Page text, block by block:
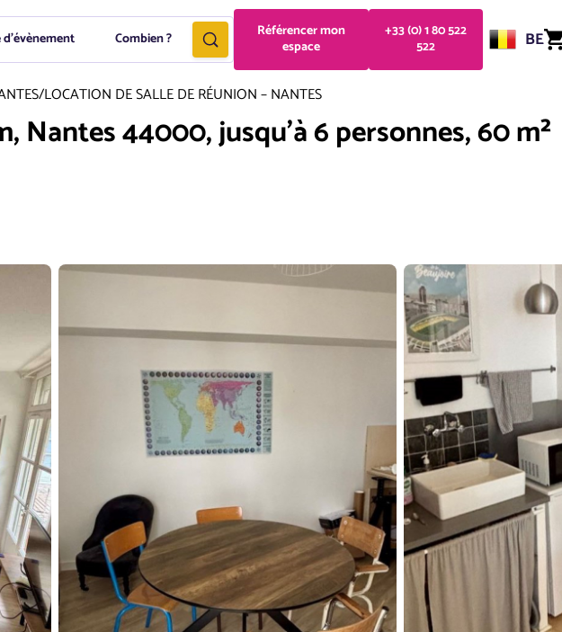
d'évènement Combien ? Référencer mon
espace
+33 (0) 1 80 522
522 BE
/LOCATION DE SALLE DE RÉUNION – NANTES
Nantes 44000, jusqu'à 6 personnes, 60 m²